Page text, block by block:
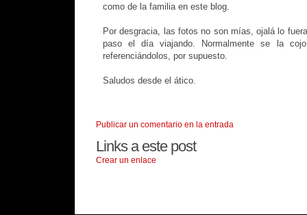
como de la familia en este blog.
Por desgracia, las fotos no son mías, ojalá lo
paso el día viajando. Normalmente se la
referenciándolos, por supuesto.
Saludos desde el ático.
Publicar un comentario en la entrada
Links a este post
Crear un enlace